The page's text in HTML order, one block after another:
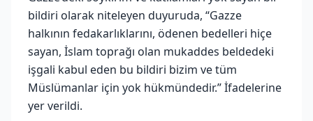
bildiri olarak niteleyen duyuruda, “Gazze
halkının fedakarlıklarını, ödenen bedelleri hiçe
sayan, İslam toprağı olan mukaddes beldedeki
işgali kabul eden bu bildiri bizim ve tüm
Müslümanlar için yok hükmündedir.” İfadelerine
yer verildi.